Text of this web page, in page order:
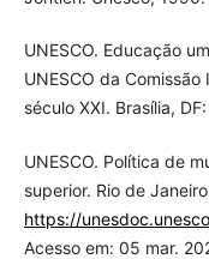
UNESCO. Educação
UNESCO da
século XXI. Brasília,
UNESCO. Política de
superior. Rio de
https://
Acesso em: 05 mar.